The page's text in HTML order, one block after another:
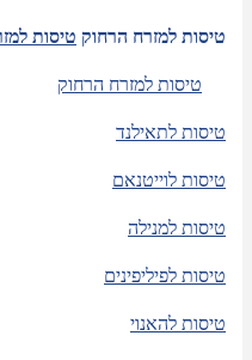
טיסות למזרח הרחוק טיסות
טיסות למזרח הרחוק
טיסות לתאילנד
טיסות לוייטנאם
טיסות למנילה
טיסות לפיליפינים
טיסות להאנוי